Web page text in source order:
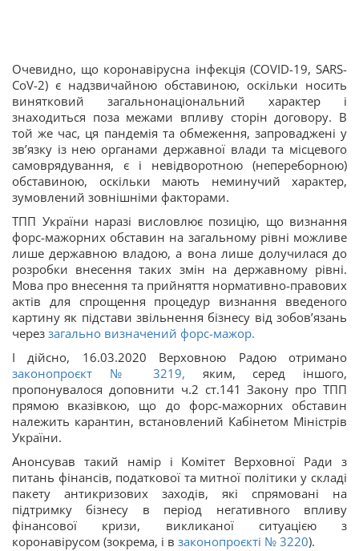
Очевидно, що коронавірусна інфекція (COVID-19, SARS-
CoV-2) є надзвичайною обставиною, оскільки носить
винятковий загальнонаціональний характер і
знаходиться поза межами впливу сторін договору. В
той же час, ця пандемія та обмеження, запроваджені у
зв’язку із нею органами державної влади та місцевого
самоврядування, є і невідворотною (непереборною)
обставиною, оскільки мають неминучий характер,
зумовлений зовнішніми факторами.
ТПП України наразі висловлює позицію, що визнання
форс-мажорних обставин на загальному рівні можливе
лише державною владою, а вона лише долучилася до
розробки внесення таких змін на державному рівні.
Мова про внесення та прийняття нормативно-правових
актів для спрощення процедур визнання введеного
картину як підстави звільнення бізнесу від зобов’язань
через загально визначений форс-мажор.
І дійсно, 16.03.2020 Верховною Радою отримано
законопроєкт № 3219, яким, серед іншого,
пропонувалося доповнити ч.2 ст.141 Закону про ТПП
прямою вказівкою, що до форс-мажорних обставин
належить карантин, встановлений Кабінетом Міністрів
України.
Анонсував такий намір і Комітет Верховної Ради з
питань фінансів, податкової та митної політики у складі
пакету антикризових заходів, які спрямовані на
підтримку бізнесу в період негативного впливу
фінансової кризи, викликаної ситуацією з
коронавірусом (зокрема, і в законопроєкті № 3220).